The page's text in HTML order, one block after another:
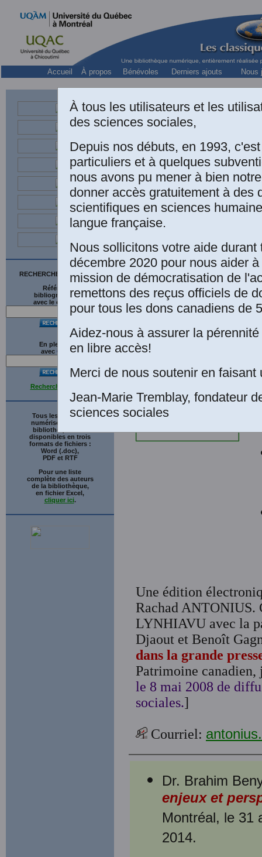
Accueil À propos Bénévoles Derniers ajouts Nous
RECHERCHE SUR LE SITE
Références
bibliographiques
avec le catalogue
En plein texte
avec G gle
Recherche avancée
Tous les ouvrages
numérisés de cette
bibliothèque sont
disponibles en trois
formats de fichiers :
Word (.doc),
PDF et RTF
Pour une liste
complète des auteurs
de la bibliothèque,
en fichier Excel,
cliquer ici.
Une édition
Rachad
LYNHIAVU avec la
Djaout et Benoît
dans la grande
Patrimoine
le 8 mai 2008 de
sociales.]
Courriel:
Dr. Brahim
enjeux et
Montréal, le 31
2014.
À tous les utilisateurs et les
des sciences sociales,
Depuis nos débuts, en 1993,
particuliers et à quelques
nous avons pu mener à bien
donner accès gratuitement à des
scientifiques en sciences
langue française.
Nous sollicitons votre aide durant
décembre 2020 pour nous aider
mission de démocratisation de
remettons des reçus officiels de
pour tous les dons canadiens de
Aidez-nous à assurer la
en libre accès!
Merci de nous soutenir en faisant
Jean-Marie Tremblay, fondateur
sciences sociales